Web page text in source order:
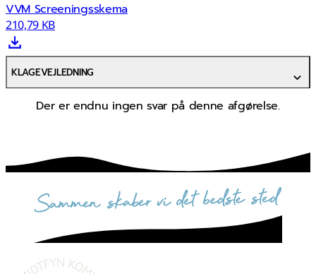
VVM Screeningsskema
210,79 KB
KLAGEVEJLEDNING
Der er endnu ingen svar på denne afgørelse.
sammen skaber vi det bedste sted